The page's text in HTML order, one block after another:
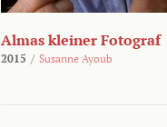
Almas kleiner Fotograf
2015 / Susanne Ayoub